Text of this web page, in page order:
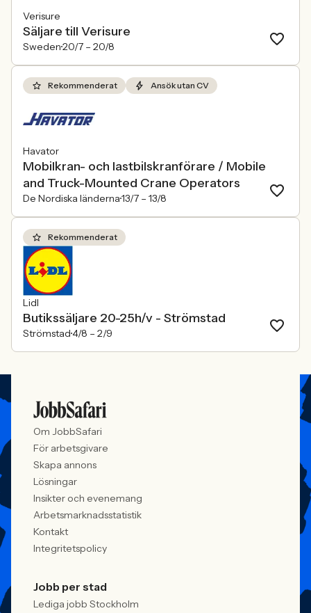
Verisure
Säljare till Verisure
Sweden20/7 – 20/8
Rekommenderat Ansök utan CV
Havator
Mobilkran- och lastbilskranförare / Mobile
and Truck-Mounted Crane Operators
De Nordiska länderna13/7 – 13/8
Rekommenderat
Lidl
Butikssäljare 20-25h/v - Strömstad
Strömstad4/8 – 2/9
Om JobbSafari
För arbetsgivare
Skapa annons
Lösningar
Insikter och evenemang
Arbetsmarknadsstatistik
Kontakt
Integritetspolicy
Jobb per stad
Lediga jobb Stockholm